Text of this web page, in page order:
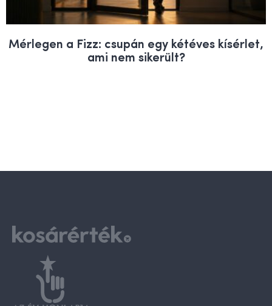
Mérlegen a Fizz: csupán egy kétéves kísérlet,
ami nem sikerült?